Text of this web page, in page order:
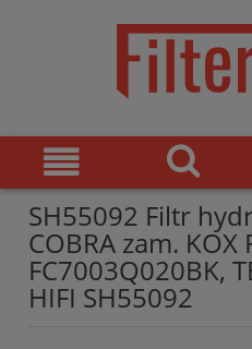
SH55092 Filtr
COBRA zam. KOX
FC7003Q020BK,
HIFI SH55092